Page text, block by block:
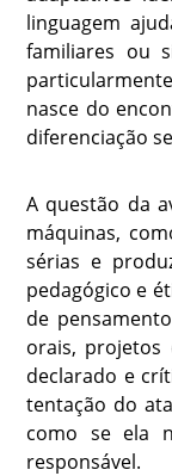
linguagem
familiares ou
nasce do
diferenciação
A questão da
máquinas,
sérias e
pedagógico e
de
orais, projetos
declarado e
tentação do
como se ela
responsável.